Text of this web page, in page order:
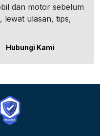
dan motor sebelum
lewat ulasan, tips,
Hubungi Kami